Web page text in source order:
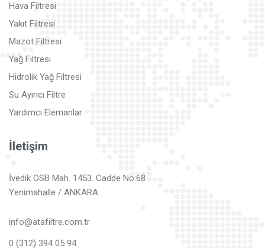
Hava Filtresi
Yakıt Filtresi
Mazot Filtresi
Yağ Filtresi
Hidrolik Yağ Filtresi
Su Ayırıcı Filtre
Yardımcı Elemanlar
İletişim
İvedik OSB Mah. 1453. Cadde No:68
Yenimahalle / ANKARA
info@atafiltre.com.tr
0 (312) 394 05 94